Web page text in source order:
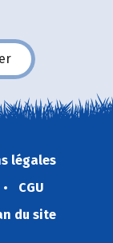
légales
CGU
du site